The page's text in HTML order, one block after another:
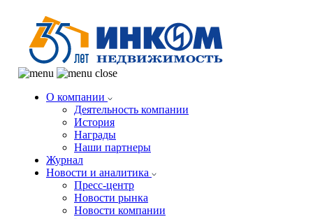
О компании
Деятельность компании
История
Награды
Наши партнеры
Журнал
Новости и аналитика
Пресс-центр
Новости рынка
Новости компании